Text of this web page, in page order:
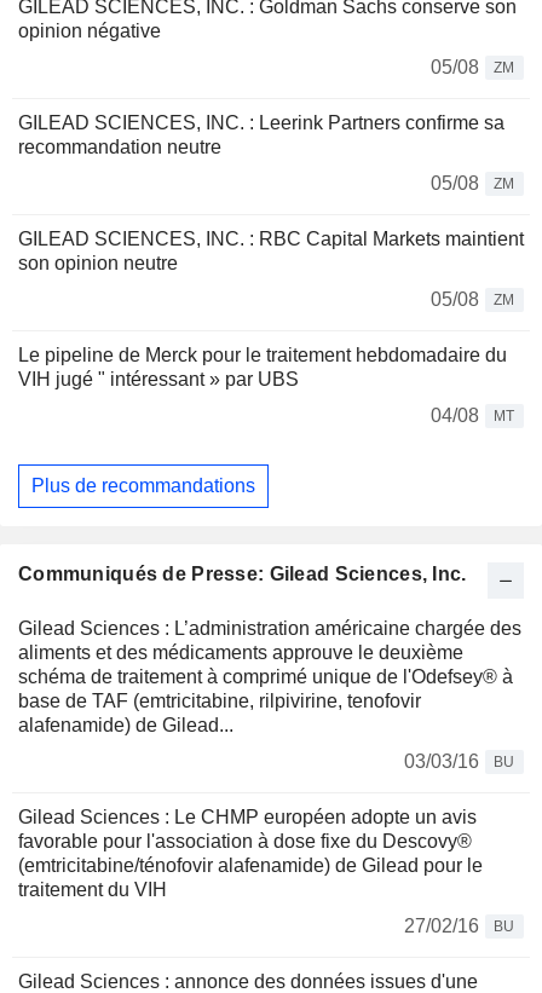
GILEAD SCIENCES, INC. : Goldman Sachs conserve son
opinion négative
05/08
ZM
GILEAD SCIENCES, INC. : Leerink Partners confirme sa
recommandation neutre
05/08
ZM
GILEAD SCIENCES, INC. : RBC Capital Markets maintient
son opinion neutre
05/08
ZM
Le pipeline de Merck pour le traitement hebdomadaire du
VIH jugé " intéressant » par UBS
04/08
MT
Plus de recommandations
Communiqués de Presse: Gilead Sciences, Inc.
Gilead Sciences : L’administration américaine chargée des
aliments et des médicaments approuve le deuxième
schéma de traitement à comprimé unique de l'Odefsey® à
base de TAF (emtricitabine, rilpivirine, tenofovir
alafenamide) de Gilead...
03/03/16
BU
Gilead Sciences : Le CHMP européen adopte un avis
favorable pour l'association à dose fixe du Descovy®
(emtricitabine/ténofovir alafenamide) de Gilead pour le
traitement du VIH
27/02/16
BU
Gilead Sciences : annonce des données issues d'une